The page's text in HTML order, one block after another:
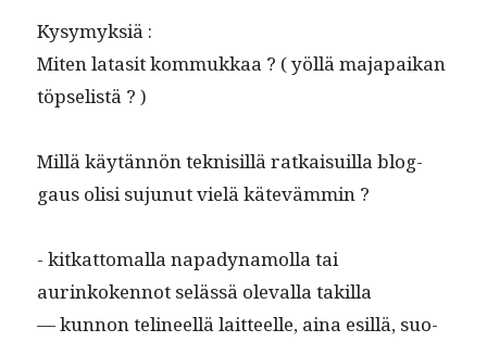
Kysymyk­siä :
Miten lat­a­sit kom­mukkaa ? ( yöl­lä majapaikan
töpselistä ? )
Mil­lä käytän­nön teknisil­lä ratkaisuil­la blog­
gaus olisi sujunut vielä kätevämmin ?
- kitkat­toma­l­la napa­dy­namol­la tai
aurinko­ken­not selässä ole­val­la takilla
— kun­non telineel­lä lait­teelle, aina esil­lä, suo­